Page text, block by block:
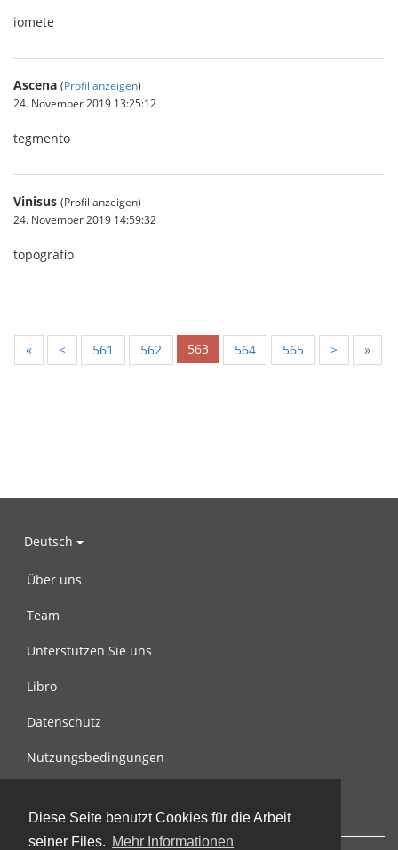
Diese Seite benutzt Cookies für die Arbeit
seiner Files. Mehr Informationen
iomete
Ascena (Profil anzeigen)
24. November 2019 13:25:12
tegmento
Vinisus (Profil anzeigen)
24. November 2019 14:59:32
topografio
« < 561 562 563 564 565 > »
Deutsch
Über uns
Team
Unterstützen Sie uns
Libro
Datenschutz
Nutzungsbedingungen